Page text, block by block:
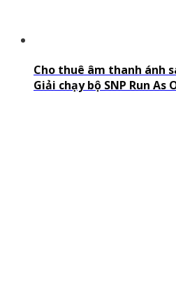
Cho thuê âm thanh ánh
Giải chạy bộ SNP Run As